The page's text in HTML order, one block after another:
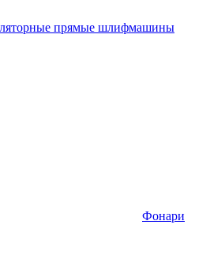
прямые шлифмашины
Фонари